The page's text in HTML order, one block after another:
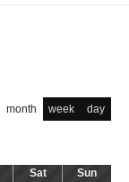
month week day
Sat
Sun